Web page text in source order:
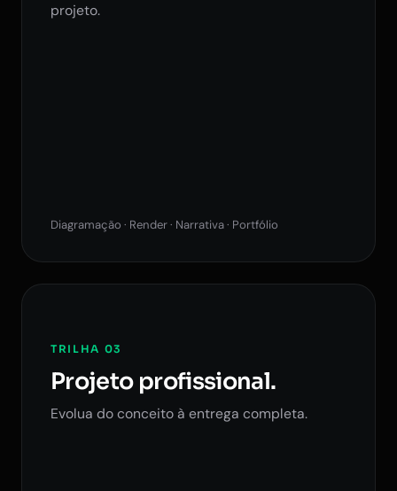
projeto.
Diagramação · Render · Narrativa · Portfólio
TRILHA 03
Projeto profissional.
Evolua do conceito à entrega completa.